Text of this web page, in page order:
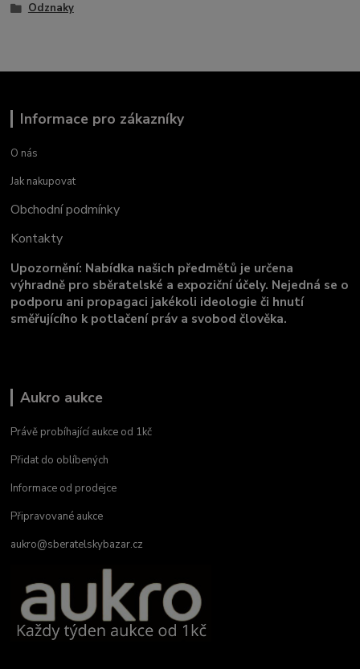
Odznaky
Informace pro zákazníky
O nás
Jak nakupovat
Obchodní podmínky
Kontakty
Upozornění: Nabídka našich předmětů je určena
výhradně pro sběratelské a expoziční účely. Nejedná se o
podporu ani propagaci jakékoli ideologie či hnutí
směřujícího k potlačení práv a svobod člověka.
Aukro aukce
Právě probíhající aukce od 1kč
Přidat do oblíbených
Informace od prodejce
Připravované aukce
aukro@sberatelskybazar.cz